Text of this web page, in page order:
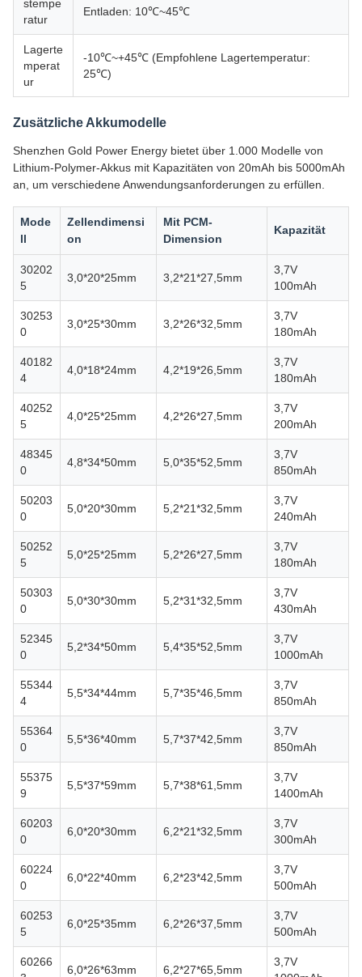
stempe
ratur
Entladen: 10℃~45℃
Lagerte
mperat
ur
-10℃~+45℃ (Empfohlene Lagertemperatur:
25℃)
Zusätzliche Akkumodelle
Shenzhen Gold Power Energy bietet über 1.000 Modelle von
Lithium-Polymer-Akkus mit Kapazitäten von 20mAh bis 5000mAh
an, um verschiedene Anwendungsanforderungen zu erfüllen.
Mode
ll
Zellendimensi
on
Mit PCM-
Dimension
Kapazität
30202
5
3,0*20*25mm 3,2*21*27,5mm
3,7V
100mAh
30253
0
3,0*25*30mm 3,2*26*32,5mm
3,7V
180mAh
40182
4
4,0*18*24mm 4,2*19*26,5mm
3,7V
180mAh
40252
5
4,0*25*25mm 4,2*26*27,5mm
3,7V
200mAh
48345
0
4,8*34*50mm 5,0*35*52,5mm
3,7V
850mAh
50203
0
5,0*20*30mm 5,2*21*32,5mm
3,7V
240mAh
50252
5
5,0*25*25mm 5,2*26*27,5mm
3,7V
180mAh
50303
0
5,0*30*30mm 5,2*31*32,5mm
3,7V
430mAh
52345
0
5,2*34*50mm 5,4*35*52,5mm
3,7V
1000mAh
55344
4
5,5*34*44mm 5,7*35*46,5mm
3,7V
850mAh
55364
0
5,5*36*40mm 5,7*37*42,5mm
3,7V
850mAh
55375
9
5,5*37*59mm 5,7*38*61,5mm
3,7V
1400mAh
60203
0
6,0*20*30mm 6,2*21*32,5mm
3,7V
300mAh
60224
0
6,0*22*40mm 6,2*23*42,5mm
3,7V
500mAh
60253
5
6,0*25*35mm 6,2*26*37,5mm
3,7V
500mAh
60266
6,0*26*63mm 6,2*27*65,5mm
3,7V